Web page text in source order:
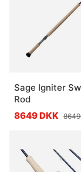
Sage Igniter
Rod
8649 DKK